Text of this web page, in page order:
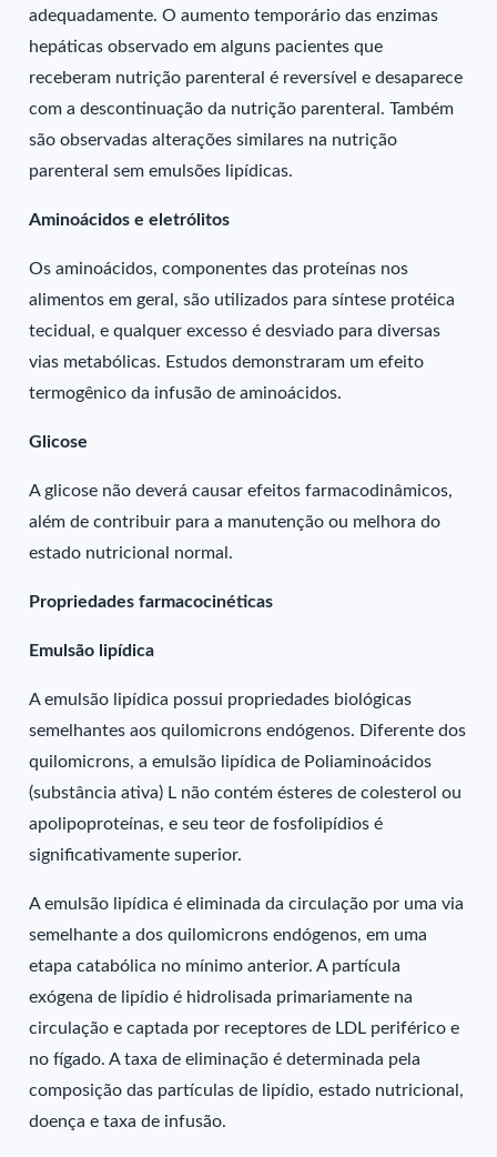
adequadamente. O aumento temporário das enzimas
hepáticas observado em alguns pacientes que
receberam nutrição parenteral é reversível e desaparece
com a descontinuação da nutrição parenteral. Também
são observadas alterações similares na nutrição
parenteral sem emulsões lipídicas.
Aminoácidos e eletrólitos
Os aminoácidos, componentes das proteínas nos
alimentos em geral, são utilizados para síntese protéica
tecidual, e qualquer excesso é desviado para diversas
vias metabólicas. Estudos demonstraram um efeito
termogênico da infusão de aminoácidos.
Glicose
A glicose não deverá causar efeitos farmacodinâmicos,
além de contribuir para a manutenção ou melhora do
estado nutricional normal.
Propriedades farmacocinéticas
Emulsão lipídica
A emulsão lipídica possui propriedades biológicas
semelhantes aos quilomicrons endógenos. Diferente dos
quilomicrons, a emulsão lipídica de Poliaminoácidos
(substância ativa) L não contém ésteres de colesterol ou
apolipoproteínas, e seu teor de fosfolipídios é
significativamente superior.
A emulsão lipídica é eliminada da circulação por uma via
semelhante a dos quilomicrons endógenos, em uma
etapa catabólica no mínimo anterior. A partícula
exógena de lipídio é hidrolisada primariamente na
circulação e captada por receptores de LDL periférico e
no fígado. A taxa de eliminação é determinada pela
composição das partículas de lipídio, estado nutricional,
doença e taxa de infusão.